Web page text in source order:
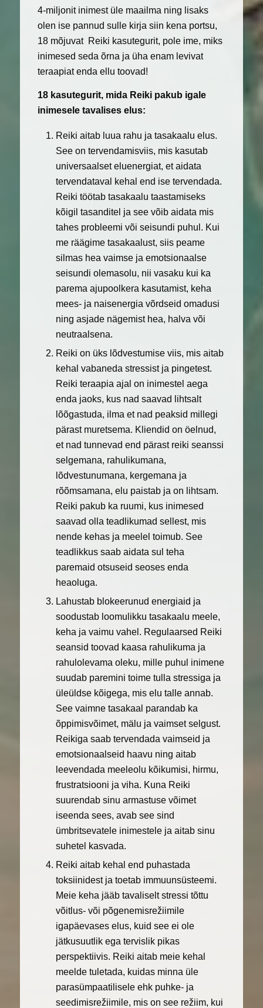
4-miljonit inimest üle maailma ning lisaks
olen ise pannud sulle kirja siin kena portsu,
18 mõjuvat Reiki kasutegurit, pole ime, miks
inimesed seda õrna ja üha enam levivat
teraapiat enda ellu toovad!
18 kasutegurit, mida Reiki pakub igale
inimesele tavalises elus:
Reiki aitab luua rahu ja tasakaalu elus.
See on tervendamisviis, mis kasutab
universaalset eluenergiat, et aidata
tervendataval kehal end ise tervendada.
Reiki töötab tasakaalu taastamiseks
kõigil tasanditel ja see võib aidata mis
tahes probleemi või seisundi puhul. Kui
me räägime tasakaalust, siis peame
silmas hea vaimse ja emotsionaalse
seisundi olemasolu, nii vasaku kui ka
parema ajupoolkera kasutamist, keha
mees- ja naisenergia võrdseid omadusi
ning asjade nägemist hea, halva või
neutraalsena.
Reiki on üks lõdvestumise viis, mis aitab
kehal vabaneda stressist ja pingetest.
Reiki teraapia ajal on inimestel aega
enda jaoks, kus nad saavad lihtsalt
lõõgastuda, ilma et nad peaksid millegi
pärast muretsema. Kliendid on öelnud,
et nad tunnevad end pärast reiki seanssi
selgemana, rahulikumana,
lõdvestunumana, kergemana ja
rõõmsamana, elu paistab ja on lihtsam.
Reiki pakub ka ruumi, kus inimesed
saavad olla teadlikumad sellest, mis
nende kehas ja meelel toimub. See
teadlikkus saab aidata sul teha
paremaid otsuseid seoses enda
heaoluga.
Lahustab blokeerunud energiaid ja
soodustab loomulikku tasakaalu meele,
keha ja vaimu vahel. Regulaarsed Reiki
seansid toovad kaasa rahulikuma ja
rahulolevama oleku, mille puhul inimene
suudab paremini toime tulla stressiga ja
üleüldse kõigega, mis elu talle annab.
See vaimne tasakaal parandab ka
õppimisvõimet, mälu ja vaimset selgust.
Reikiga saab tervendada vaimseid ja
emotsionaalseid haavu ning aitab
leevendada meeleolu kõikumisi, hirmu,
frustratsiooni ja viha. Kuna Reiki
suurendab sinu armastuse võimet
iseenda sees, avab see sind
ümbritsevatele inimestele ja aitab sinu
suhetel kasvada.
Reiki aitab kehal end puhastada
toksiinidest ja toetab immuunsüsteemi.
Meie keha jääb tavaliselt stressi tõttu
võitlus- või põgenemisrežiimile
igapäevases elus, kuid see ei ole
jätkusuutlik ega tervislik pikas
perspektiivis. Reiki aitab meie kehal
meelde tuletada, kuidas minna üle
parasümpaatilisele ehk puhke- ja
seedimisrežiimile, mis on see režiim, kui